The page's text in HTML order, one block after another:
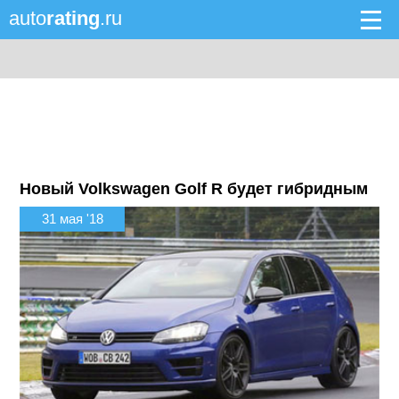
autorating.ru
Новый Volkswagen Golf R будет гибридным
31 мая '18